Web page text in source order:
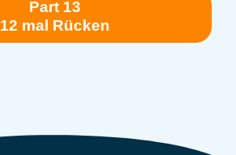
Part 13
12 mal Rücken